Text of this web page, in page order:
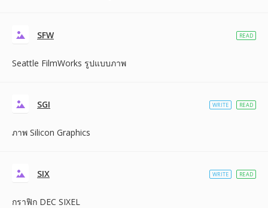
SFW
Seattle FilmWorks รูปแบบภาพ
READ
SGI
ภาพ Silicon Graphics
WRITE READ
SIX
กราฟิก DEC SIXEL
WRITE READ